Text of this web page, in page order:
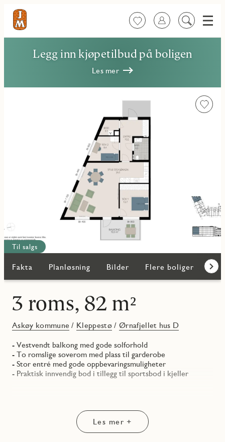
FavoritterLogg inn
Søk
Meny
Legg inn kjøpetilbud på boligen
Les mer
Til salgs
Fakta Planløsning Bilder Flere boliger
3 roms, 82 m²
Askøy kommune / Kleppestø / Ørnafjellet hus D
- Vestvendt balkong med gode solforhold
- To romslige soverom med plass til garderobe
- Stor entré med gode oppbevaringsmuligheter
- Praktisk innvendig bod i tillegg til sportsbod i kjeller
Les mer +